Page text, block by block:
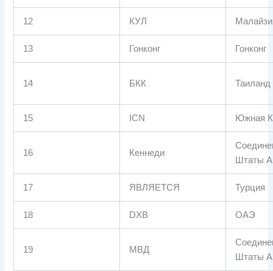
12 КУЛ
13 Гонконг Гонконг
14 БКК Таиланд
15 ICN Южная
16 Кеннеди
Штаты
17 ЯВЛЯЕТСЯ Турция
18 DXB ОАЭ
19 МВД
Штаты